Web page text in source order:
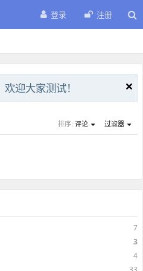
登录 注册
迎大家测试！
排序: 评论 过滤器
7
3
4